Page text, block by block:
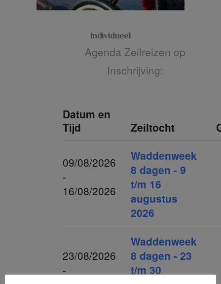
Individueel
Agenda Zeilreizen op
Inschrijving:
Datum en
Tijd
Zeiltocht
09/08/2026
-
16/08/2026
Waddenweek
8 dagen - 9
t/m 16
augustus
2026
23/08/2026
-
Waddenweek
8 dagen - 23
t/m 30